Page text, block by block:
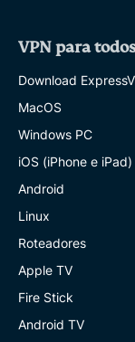
VPN para
Download
MacOS
Windows PC
iOS (iPhone e iPad)
Android
Linux
Roteadores
Apple TV
Fire Stick
Android TV